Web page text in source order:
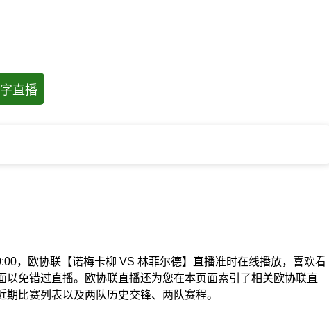
直播
，欧协联【诺梅卡柳 VS 林菲尔德】直播准时在线播放，喜欢看
以免错过直播。欧协联直播还为您在本页面索引了相关欧协联直
比赛列表以及两队历史交锋、两队赛程。